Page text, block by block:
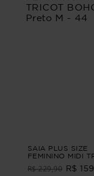
SAIA PLUS SIZE
FEMININO MIDI
BOHO Preto M -
R$ 229,90 R$